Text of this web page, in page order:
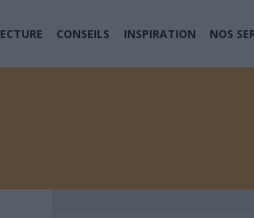
CONSEILS INSPIRATION NOS